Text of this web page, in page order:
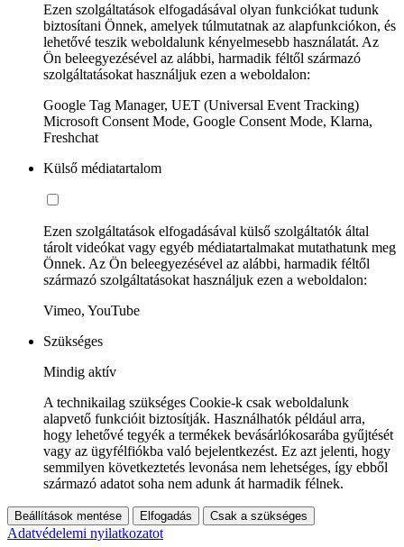
Ezen szolgáltatások elfogadásával olyan funkciókat tudunk
biztosítani Önnek, amelyek túlmutatnak az alapfunkciókon, és
lehetővé teszik weboldalunk kényelmesebb használatát. Az
Ön beleegyezésével az alábbi, harmadik féltől származó
szolgáltatásokat használjuk ezen a weboldalon:
Google Tag Manager, UET (Universal Event Tracking)
Microsoft Consent Mode, Google Consent Mode, Klarna,
Freshchat
Külső médiatartalom
Ezen szolgáltatások elfogadásával külső szolgáltatók által
tárolt videókat vagy egyéb médiatartalmakat mutathatunk meg
Önnek. Az Ön beleegyezésével az alábbi, harmadik féltől
származó szolgáltatásokat használjuk ezen a weboldalon:
Vimeo, YouTube
Szükséges
Mindig aktív
A technikailag szükséges Cookie-k csak weboldalunk
alapvető funkcióit biztosítják. Használhatók például arra,
hogy lehetővé tegyék a termékek bevásárlókosarába gyűjtését
vagy az ügyfélfiókba való bejelentkezést. Ez azt jelenti, hogy
semmilyen következtetés levonása nem lehetséges, így ebből
származó adatot soha nem adunk át harmadik félnek.
Beállítások mentése Elfogadás Csak a szükséges
Adatvédelemi nyilatkozatot